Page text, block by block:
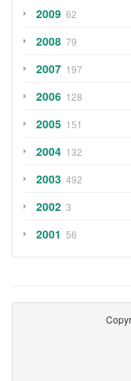
2009 62
2008 79
2007 197
2006 128
2005 151
2004 132
2003 492
2002 3
2001 56